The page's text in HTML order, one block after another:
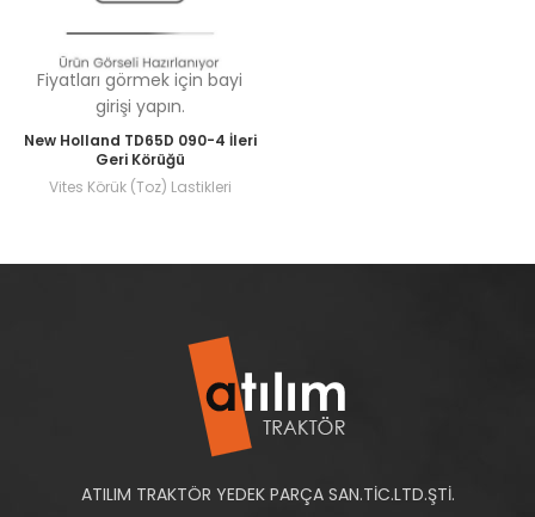
Fiyatları görmek için bayi
girişi yapın.
New Holland TD65D 090-4 İleri
Geri Körüğü
Vites Körük (Toz) Lastikleri
ATILIM TRAKTÖR YEDEK PARÇA SAN.TİC.LTD.ŞTİ.